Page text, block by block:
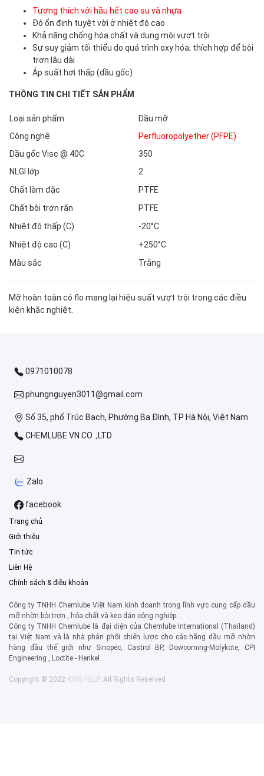
Tương thích với hầu hết cao su và nhựa
Độ ổn định tuyệt vời ở nhiệt độ cao
Khả năng chống hóa chất và dung môi vượt trội
Sự suy giảm tối thiểu do quá trình oxy hóa; thích hợp để bôi
trơn lâu dài
Áp suất hơi thấp (dầu gốc)
THÔNG TIN CHI TIẾT SẢN PHẨM
Loại sản phẩm
Dầu mỡ
Công nghệ
Perfluoropolyether (PFPE)
Dầu gốc Visc @ 40C
350
NLGI lớp
2
Chất làm đặc
PTFE
Chất bôi trơn rắn
PTFE
Nhiệt độ thấp (C)
-20°C
Nhiệt độ cao (C)
+250°C
Màu sắc
Trắng
Mỡ hoàn toàn có flo mang lại hiệu suất vượt trội trong các điều
kiện khắc nghiệt.
0971010078
phungnguyen3011@gmail.com
Số 35, phố Trúc Bạch, Phường Ba Đình, TP Hà Nội, Việt Nam
CHEMLUBE VN CO .,LTD
Zalo
facebook
Trang chủ
Giới thiệu
Tin tức
Liên Hệ
Chính sách & điều khoản
Công ty TNHH Chemlube Việt Nam kinh doanh trong lĩnh vực cung cấp dầu
mỡ nhờn bôi trơn , hóa chất và keo dán công nghiệp.
Công ty TNHH Chemlube là đại diện của Chemlube International (Thailand)
tại Việt Nam và là nhà phân phối chiến lược cho các hãng dầu mỡ nhờn
hàng đầu thế giới như Sinopec, Castrol BP, Dowcorning-Molykote, CPI
Engineering , Loctite - Henkel .
Copyright © 2022 KING HELP. All Rights Reserved